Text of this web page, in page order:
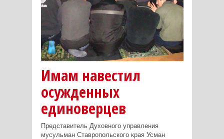
Имам навестил
осужденных
единоверцев
Представитель Духовного управления
мусульман Ставропольского края Усман